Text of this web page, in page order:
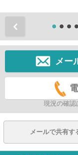
メー
現況の確認
メールで共有す